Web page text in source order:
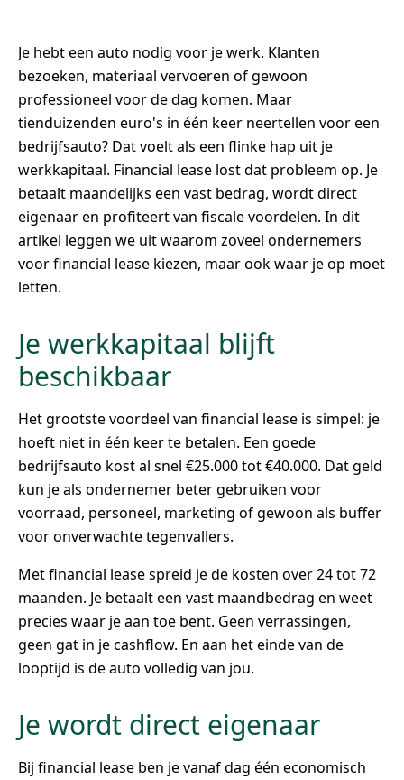
Je hebt een auto nodig voor je werk. Klanten
bezoeken, materiaal vervoeren of gewoon
professioneel voor de dag komen. Maar
tienduizenden euro's in één keer neertellen voor een
bedrijfsauto? Dat voelt als een flinke hap uit je
werkkapitaal. Financial lease lost dat probleem op. Je
betaalt maandelijks een vast bedrag, wordt direct
eigenaar en profiteert van fiscale voordelen. In dit
artikel leggen we uit waarom zoveel ondernemers
voor financial lease kiezen, maar ook waar je op moet
letten.
Je werkkapitaal blijft
beschikbaar
Het grootste voordeel van financial lease is simpel: je
hoeft niet in één keer te betalen. Een goede
bedrijfsauto kost al snel €25.000 tot €40.000. Dat geld
kun je als ondernemer beter gebruiken voor
voorraad, personeel, marketing of gewoon als buffer
voor onverwachte tegenvallers.
Met financial lease spreid je de kosten over 24 tot 72
maanden. Je betaalt een vast maandbedrag en weet
precies waar je aan toe bent. Geen verrassingen,
geen gat in je cashflow. En aan het einde van de
looptijd is de auto volledig van jou.
Je wordt direct eigenaar
Bij financial lease ben je vanaf dag één economisch